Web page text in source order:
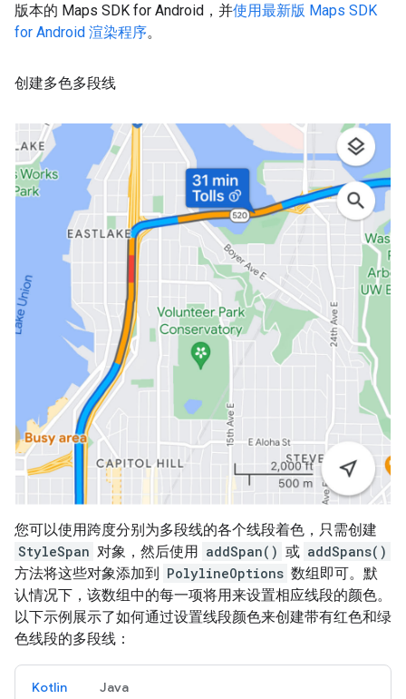
版本的 Maps SDK for Android，并使用最新版 Maps SDK
for Android 渲染程序。
创建多色多段线
您可以使用跨度分别为多段线的各个线段着色，只需创建
StyleSpan 对象，然后使用 addSpan() 或 addSpans()
方法将这些对象添加到 PolylineOptions 数组即可。默
认情况下，该数组中的每一项将用来设置相应线段的颜色。
以下示例展示了如何通过设置线段颜色来创建带有红色和绿
色线段的多段线：
Kotlin Java